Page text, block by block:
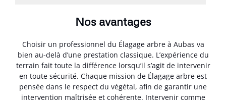
Nos avantages
Choisir un professionnel du Élagage arbre à Aubas va
bien au-delà d’une prestation classique. L’expérience du
terrain fait toute la différence lorsqu’il s’agit de intervenir
en toute sécurité. Chaque mission de Élagage arbre est
pensée dans le respect du végétal, afin de garantir une
intervention maîtrisée et cohérente. Intervenir comme